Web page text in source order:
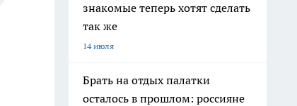
знакомые теперь хотят сделать
так же
14 июля
Брать на отдых палатки
осталось в прошлом: россияне